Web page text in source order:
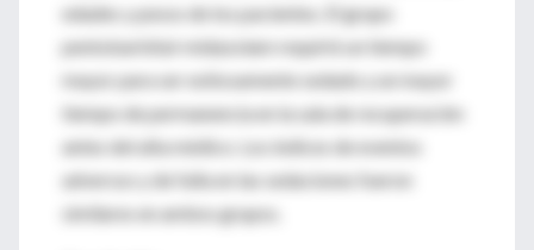
edades y pesos de los pacientes. El grupo
pentobarbital-midazolam requirió un tiempo
mayor para ser exitosamente sedado y un mayor
tiempo de permanencia en la sala de recuperación
antes del alta médico. Los índices de eventos
adversos y de falla en las sedaciones fueron
similares en ambos grupos.